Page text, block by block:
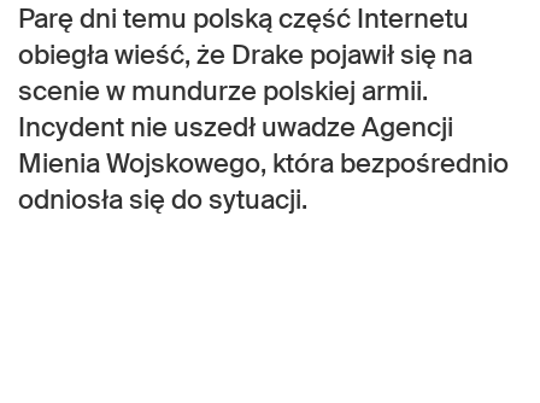
Parę dni temu polską część Internetu
obiegła wieść, że Drake pojawił się na
scenie w mundurze polskiej armii.
Incydent nie uszedł uwadze Agencji
Mienia Wojskowego, która bezpośrednio
odniosła się do sytuacji.